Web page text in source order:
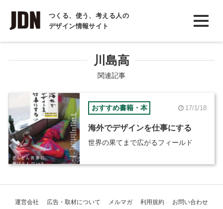
つくる、使う、考える人の
デザイン情報サイト
INTERVIEW
インタビュー
COLUMN
コラム
川島高
関連記事
おすすめ書籍・本 17/1/18
海外でデザインを仕事にする
世界の果てまで広がるフィールド
運営会社 広告・取材について メルマガ 利用規約 お問い合わせ